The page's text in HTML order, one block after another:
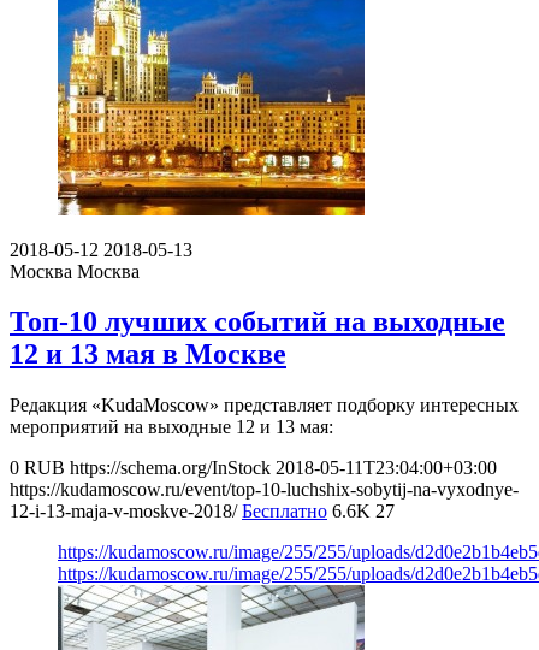
2018-05-12 2018-05-13
Москва Москва
Топ-10 лучших событий на выходные
12 и 13 мая в Москве
Редакция «KudaMoscow» представляет подборку интересных
мероприятий на выходные 12 и 13 мая:
0 RUB https://schema.org/InStock 2018-05-11T23:04:00+03:00
https://kudamoscow.ru/event/top-10-luchshix-sobytij-na-vyxodnye-
12-i-13-maja-v-moskve-2018/ Бесплатно 6.6K 27
https://kudamoscow.ru/image/255/255/uploads/
https://kudamoscow.ru/image/255/255/uploads/